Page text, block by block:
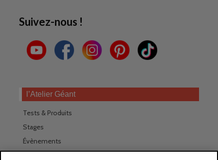
Suivez-nous !
l’Atelier Géant
Tests & Produits
Stages
Évènements